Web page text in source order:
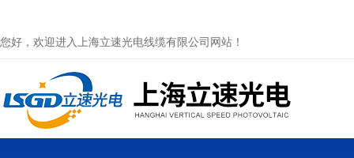
您好，欢迎进入上海立速光电线缆有限公司网站！